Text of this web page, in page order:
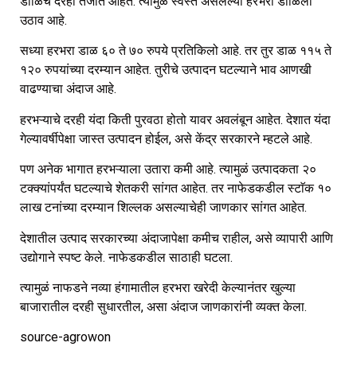
उठाव आहे.
सध्या हरभरा डाळ ६० ते ७० रुपये प्रतिकिलो आहे. तर तुर डाळ ११५ ते
१२० रुपयांच्या दरम्यान आहेत. तुरीचे उत्पादन घटल्याने भाव आणखी
वाढण्याचा अंदाज आहे.
हरभऱ्याचे दरही यंदा किती पुरवठा होतो यावर अवलंबून आहेत. देशात यंदा
गेल्यावर्षीपेक्षा जास्त उत्पादन होईल, असे केंद्र सरकारने म्हटले आहे.
पण अनेक भागात हरभऱ्याला उतारा कमी आहे. त्यामुळं उत्पादकता २०
टक्क्यांपर्यंत घटल्याचे शेतकरी सांगत आहेत. तर नाफेडकडील स्टाॅक १०
लाख टनांच्या दरम्यान शिल्लक असल्याचेही जाणकार सांगत आहेत.
देशातील उत्पाद सरकारच्या अंदाजापेक्षा कमीच राहील, असे व्यापारी आणि
उद्योगाने स्पष्ट केले. नाफेडकडील साठाही घटला.
त्यामुळं नाफडने नव्या हंगामातील हरभरा खरेदी केल्यानंतर खुल्या
बाजारातील दरही सुधारतील, असा अंदाज जाणकारांनी व्यक्त केला.
source-agrowon